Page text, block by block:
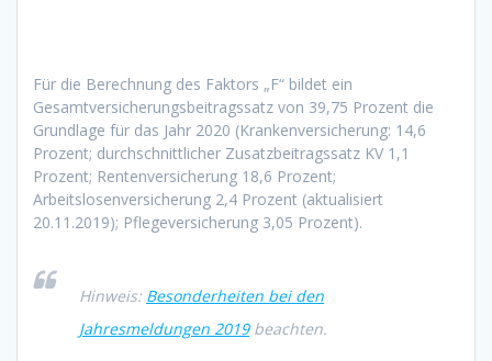
Für die Berechnung des Faktors „F“ bildet ein
Gesamtversicherungsbeitragssatz von 39,75 Prozent die
Grundlage für das Jahr 2020 (Krankenversicherung: 14,6
Prozent; durchschnittlicher Zusatzbeitragssatz KV 1,1
Prozent; Rentenversicherung 18,6 Prozent;
Arbeitslosenversicherung 2,4 Prozent (aktualisiert
20.11.2019); Pflegeversicherung 3,05 Prozent).
Hinweis: Besonderheiten bei den
Jahresmeldungen 2019beachten.